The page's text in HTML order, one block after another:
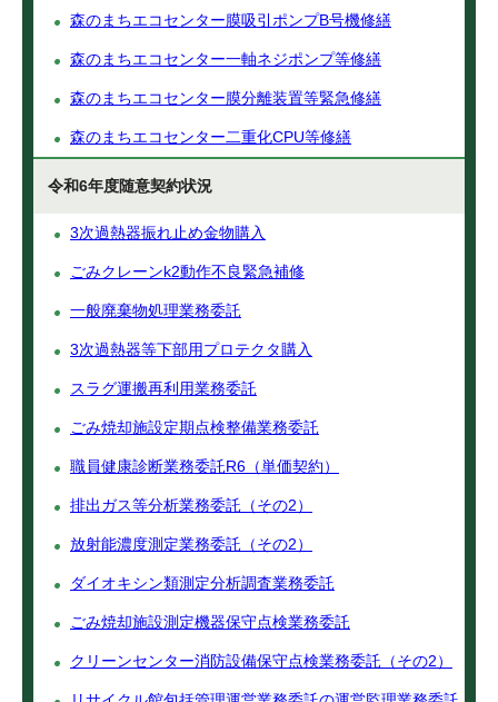
森のまちエコセンター膜吸引ポンプB号機修繕
森のまちエコセンター一軸ネジポンプ等修繕
森のまちエコセンター膜分離装置等緊急修繕
森のまちエコセンター二重化CPU等修繕
令和6年度随意契約状況
3次過熱器振れ止め金物購入
ごみクレーンk2動作不良緊急補修
一般廃棄物処理業務委託
3次過熱器等下部用プロテクタ購入
スラグ運搬再利用業務委託
ごみ焼却施設定期点検整備業務委託
職員健康診断業務委託R6（単価契約）
排出ガス等分析業務委託（その2）
放射能濃度測定業務委託（その2）
ダイオキシン類測定分析調査業務委託
ごみ焼却施設測定機器保守点検業務委託
クリーンセンター消防設備保守点検業務委託（その2）